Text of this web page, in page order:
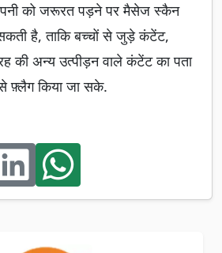
को जरूरत पड़ने पर मैसेज स्कैन
है, ताकि बच्चों से जुड़े कंटेंट,
की अन्य उत्पीड़न वाले कंटेंट का पता
फ़्लैग किया जा सके.